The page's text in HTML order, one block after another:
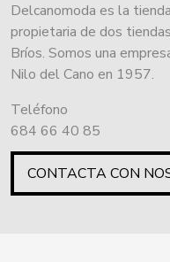
Delcanomoda es la
propietaria de dos
Bríos. Somos una
Nilo del Cano en 1957.
Teléfono
684 66 40 85
CONTACTA CON